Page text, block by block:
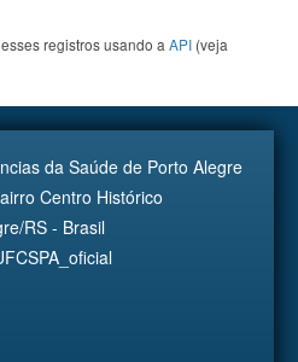
registros usando a API (veja
da Saúde de Porto Alegre
Centro Histórico
RS - Brasil